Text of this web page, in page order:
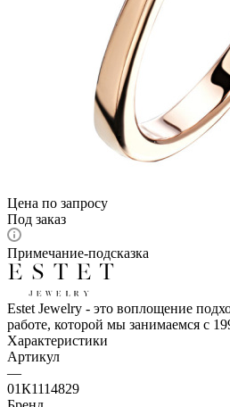
Цена по запросу
Под заказ
Примечание-подсказка
Estet Jewelry - это воплощение
работе, которой мы занимаемся с
Характеристики
Артикул
—
01К1114829